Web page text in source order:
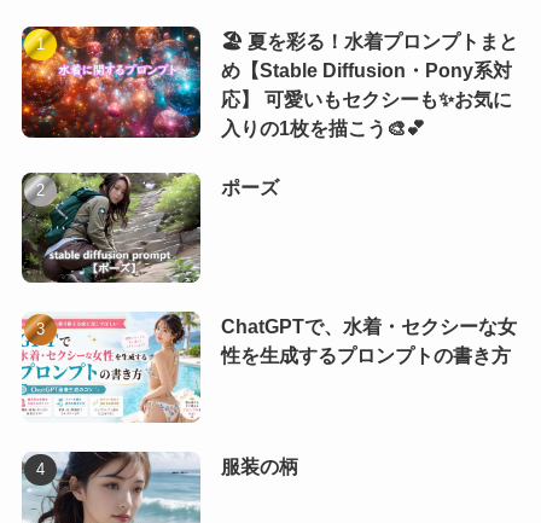
🏖️ 夏を彩る！水着プロンプトまと
め【Stable Diffusion・Pony系対
応】 可愛いもセクシーも✨お気に
入りの1枚を描こう🎨💕
ポーズ
ChatGPTで、水着・セクシーな女
性を生成するプロンプトの書き方
服装の柄